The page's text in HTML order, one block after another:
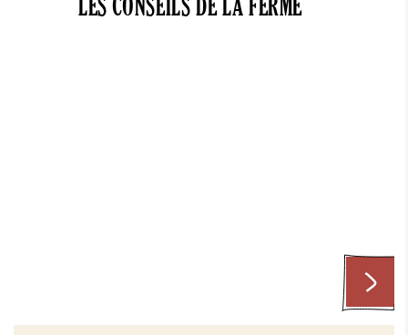
LES CONSEILS DE LA FERME